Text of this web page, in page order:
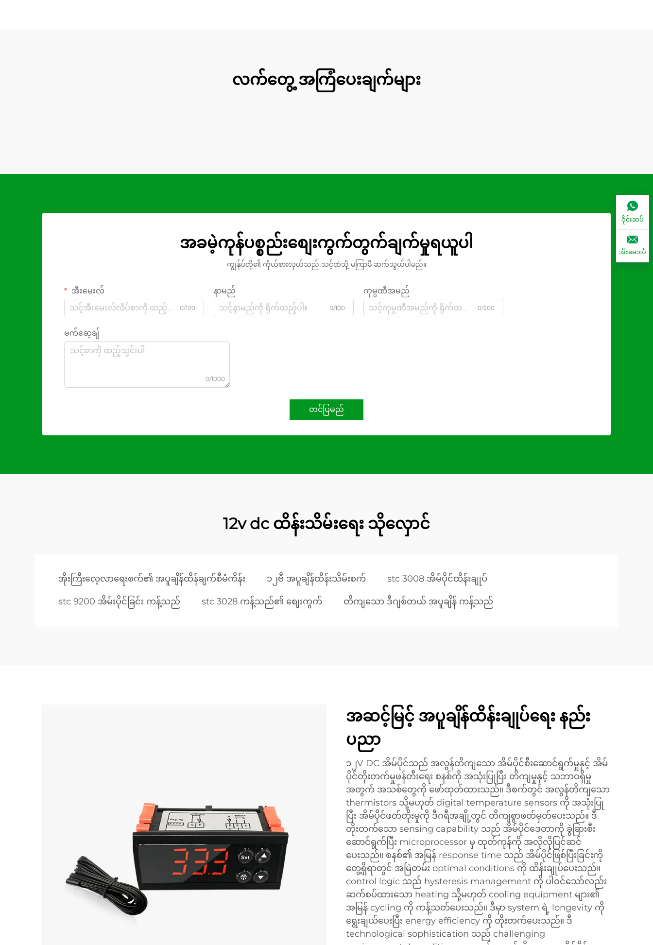
လက်တွေ့ အကြံပေးချက်များ
အခမဲ့ကုန်ပစ္စည်းစျေးကွက်တွက်ချက်မှုရယူပါ
ကျွန်ုပ်တို့၏ ကိုယ်စားလှယ်သည် သင့်ထံသို့ မကြာမီ ဆက်သွယ်ပါမည်။
အီးမေးလ်
0/100
နာမည်
0/100
ကုမ္ပဏီအမည်
0/200
မက်ဆေ့ချ်
0/1000
တင်ပြမည်
12v dc ထိန်းသိမ်းရေး သိုလှောင်
အိုးကြီးလေ့လာရေးစက်၏ အပူချိန်ထိန်ချက်စီမံကိန်း ၁၂ဗီ အပူချိန်ထိန်းသိမ်းစက် stc 3008 အိမ်ပိုင်ထိန်းချုပ်
stc 9200 အိမ်းပိုင်ခြင်း ကန့်သည် stc 3028 ကန့်သည်၏ စျေးကွက် တိကျသော ဒီဂျစ်တယ် အပူချိန် ကန့်သည်
အဆင့်မြင့် အပူချိန်ထိန်းချုပ်ရေး နည်း
ပညာ
၁၂V DC အိမ်ပိုင်သည် အလွန်တိကျသော အိမ်ပိုင်စီးဆောင်ရွက်မှုနှင့် အိမ်
ပိုင်တိုးတက်မှုဖန်တီးရေး စနစ်ကို အသုံးပြုပြီး တိကျမှုနှင့် သဘာဝရှိမှု
အတွက် အသစ်တွေကို ဖော်ထုတ်ထားသည်။ ဒီစက်တွင် အလွန်တိကျသော
thermistors သို့မဟုတ် digital temperature sensors ကို အသုံးပြု
ပြီး အိမ်ပိုင်ဖတ်တိုးမှုကို ဒီဂရီအချို့တွင် တိကျစွာဖတ်မှတ်ပေးသည်။ ဒီ
တိုးတက်သော sensing capability သည် အိမ်ပိုင်ဒေတာကို ခွဲခြားစီး
ဆောင်ရွက်ပြီး microprocessor မှ ထုတ်ကုန်ကို အလိုလိုပြင်ဆင်
ပေးသည်။ စနစ်၏ အမြန် response time သည် အိမ်ပိုင်ဖြစ်ပြီးခြင်းကို
တွေ့ရှိရာတွင် အမြဲတမ်း optimal conditions ကို ထိန်းချုပ်ပေးသည်။
control logic သည် hysteresis management ကို ပါဝင်သော်လည်း
ဆက်စပ်ထားသော heating သို့မဟုတ် cooling equipment များ၏
အမြန် cycling ကို ကန့်သတ်ပေးသည်။ ဒီမှာ system ရဲ့ longevity ကို
ရွေးချယ်ပေးပြီး energy efficiency ကို တိုးတက်ပေးသည်။ ဒီ
technological sophistication သည် challenging
ဝိုင်းဆပ်
အီးမေးလ်